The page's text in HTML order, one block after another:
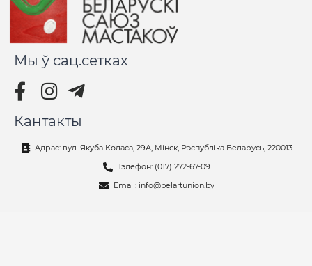
Мы ў сац.сетках
Кантакты
Адрас: вул. Якуба Коласа, 29А, Мінск, Рэспубліка Беларусь, 220013
Тэлефон: (017) 272-67-09
Email: info@belartunion.by